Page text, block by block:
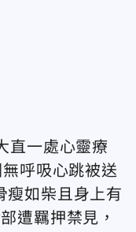
直一處心靈療
呼吸心跳被送
瘦如柴且身上有
遭羈押禁見，